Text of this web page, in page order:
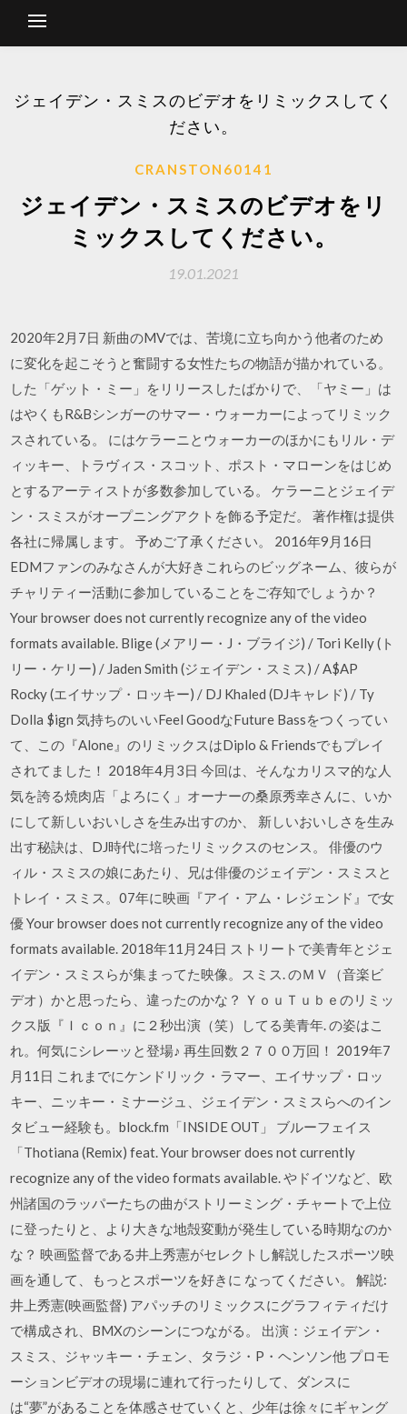
ジェイデン・スミスのビデオをリミックスしてく
ださい。
CRANSTON60141
ジェイデン・スミスのビデオをリ
ミックスしてください。
19.01.2021
2020年2月7日 新曲のMVでは、苦境に立ち向かう他者のため
に変化を起こそうと奮闘する女性たちの物語が描かれている。
した「ゲット・ミー」をリリースしたばかりで、「ヤミー」は
はやくもR&Bシンガーのサマー・ウォーカーによってリミック
スされている。 にはケラーニとウォーカーのほかにもリル・デ
ィッキー、トラヴィス・スコット、ポスト・マローンをはじめ
とするアーティストが多数参加している。 ケラーニとジェイデ
ン・スミスがオープニングアクトを飾る予定だ。 著作権は提供
各社に帰属します。 予めご了承ください。 2016年9月16日
EDMファンのみなさんが大好きこれらのビッグネーム、彼らが
チャリティー活動に参加していることをご存知でしょうか？
Your browser does not currently recognize any of the video
formats available. Blige (メアリー・J・ブライジ) / Tori Kelly (ト
リー・ケリー) / Jaden Smith (ジェイデン・スミス) / A$AP
Rocky (エイサップ・ロッキー) / DJ Khaled (DJキャレド) / Ty
Dolla $ign 気持ちのいいFeel GoodなFuture Bassをつくってい
て、この『Alone』のリミックスはDiplo & Friendsでもプレイ
されてました！ 2018年4月3日 今回は、そんなカリスマ的な人
気を誇る焼肉店「よろにく」オーナーの桑原秀幸さんに、いか
にして新しいおいしさを生み出すのか、 新しいおいしさを生み
出す秘訣は、DJ時代に培ったリミックスのセンス。 俳優のウ
ィル・スミスの娘にあたり、兄は俳優のジェイデン・スミスと
トレイ・スミス。07年に映画『アイ・アム・レジェンド』で女
優 Your browser does not currently recognize any of the video
formats available. 2018年11月24日 ストリートで美青年とジェ
イデン・スミスらが集まってた映像。スミス. のＭＶ（音楽ビ
デオ）かと思ったら、違ったのかな？ ＹｏｕＴｕｂｅのリミッ
クス版『Ｉｃｏｎ』に２秒出演（笑）してる美青年. の姿はこ
れ。何気にシレーッと登場♪ 再生回数２７００万回！ 2019年7
月11日 これまでにケンドリック・ラマー、エイサップ・ロッ
キー、ニッキー・ミナージュ、ジェイデン・スミスらへのイン
タビュー経験も。block.fm「INSIDE OUT」 ブルーフェイス
「Thotiana (Remix) feat. Your browser does not currently
recognize any of the video formats available. やドイツなど、欧
州諸国のラッパーたちの曲がストリーミング・チャートで上位
に登ったりと、より大きな地殻変動が発生している時期なのか
な？ 映画監督である井上秀憲がセレクトし解説したスポーツ映
画を通して、もっとスポーツを好きに なってください。 解説:
井上秀憲(映画監督) アパッチのリミックスにグラフィティだけ
で構成され、BMXのシーンにつながる。 出演：ジェイデン・
スミス、ジャッキー・チェン、タラジ・P・ヘンソン他 プロモ
ーションビデオの現場に連れて行ったりして、ダンスに
は“夢”があることを体感させていくと、少年は徐々にギャング